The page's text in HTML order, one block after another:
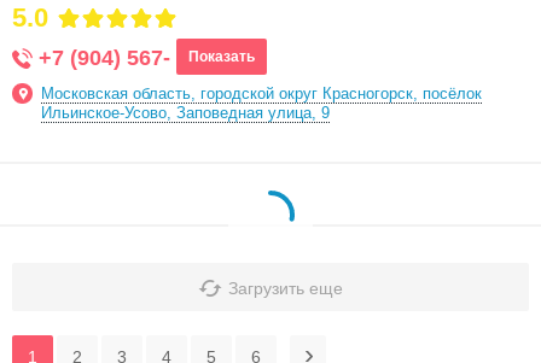
5.0
+7 (904) 567- Показать
Московская область, городской округ Красногорск, посёлок
Ильинское-Усово, Заповедная улица, 9
Загрузить еще
1 2 3 4 5 6